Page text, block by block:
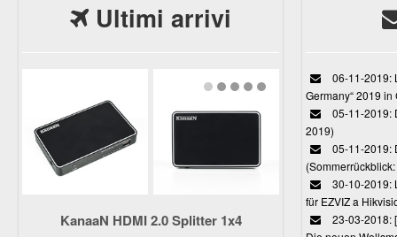
Ultimi arrivi
KanaaN HDMI 2.0 Splitter 1x4
06-11-2019:
Germany“ 2019
05-11-2019:
2019)
05-11-2019:
30-10-2019:
für EZVIZ a
23-03-2018: